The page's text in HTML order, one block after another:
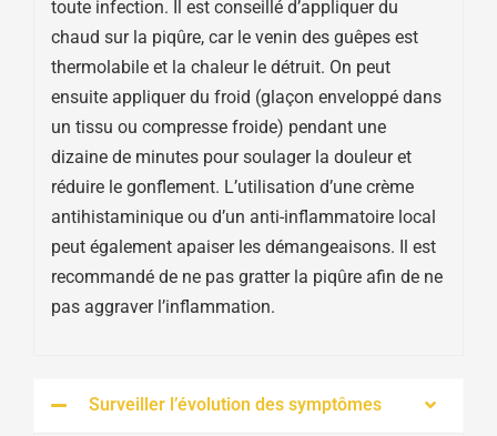
toute infection. Il est conseillé d’appliquer du
chaud sur la piqûre, car le venin des guêpes est
thermolabile et la chaleur le détruit. On peut
ensuite appliquer du froid (glaçon enveloppé dans
un tissu ou compresse froide) pendant une
dizaine de minutes pour soulager la douleur et
réduire le gonflement. L’utilisation d’une crème
antihistaminique ou d’un anti-inflammatoire local
peut également apaiser les démangeaisons. Il est
recommandé de ne pas gratter la piqûre afin de ne
pas aggraver l’inflammation.
Surveiller l’évolution des symptômes